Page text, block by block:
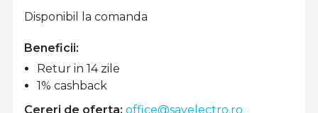
Disponibil la comanda
Beneficii:
Retur in 14 zile
1% cashback
Cereri de oferta: office@savelectro.ro